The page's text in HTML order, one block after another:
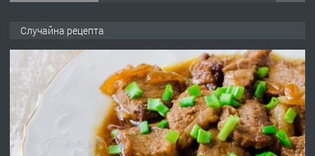
преди 1 година
ПРЕДЛАГА Работа за общи работници
Случайна рецепта